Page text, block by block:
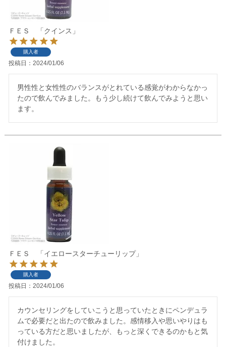
ＦＥＳ 「クインス」
購入者
投稿日 2024/01/06
男性性と女性性のバランスがとれている感覚がわからなかっ
たので飲んでみました。もう少し続けて飲んでみようと思い
ます。
ＦＥＳ 「イエロースターチューリップ」
購入者
投稿日 2024/01/06
カウンセリングをしていこうと思っていたときにペンデュラ
ムで必要だと出たので飲みました。感情移入や思いやりはも
っている方だと思いましたが、もっと深くできるのかもと気
付けました。